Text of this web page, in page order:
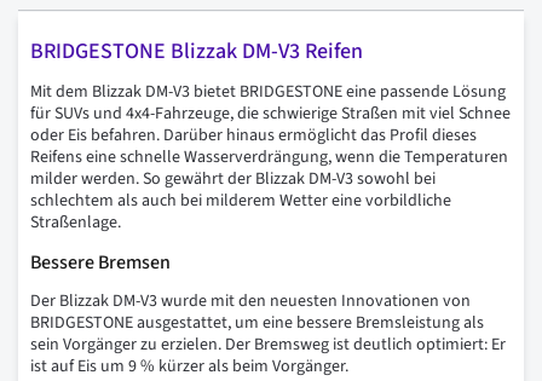
BRIDGESTONE Blizzak DM-V3 Reifen
Mit dem Blizzak DM-V3 bietet BRIDGESTONE eine passende Lösung
für SUVs und 4x4-Fahrzeuge, die schwierige Straßen mit viel Schnee
oder Eis befahren. Darüber hinaus ermöglicht das Profil dieses
Reifens eine schnelle Wasserverdrängung, wenn die Temperaturen
milder werden. So gewährt der Blizzak DM-V3 sowohl bei
schlechtem als auch bei milderem Wetter eine vorbildliche
Straßenlage.
Bessere Bremsen
Der Blizzak DM-V3 wurde mit den neuesten Innovationen von
BRIDGESTONE ausgestattet, um eine bessere Bremsleistung als
sein Vorgänger zu erzielen. Der Bremsweg ist deutlich optimiert: Er
ist auf Eis um 9 % kürzer als beim Vorgänger.